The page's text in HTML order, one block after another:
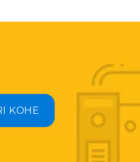
KOHE